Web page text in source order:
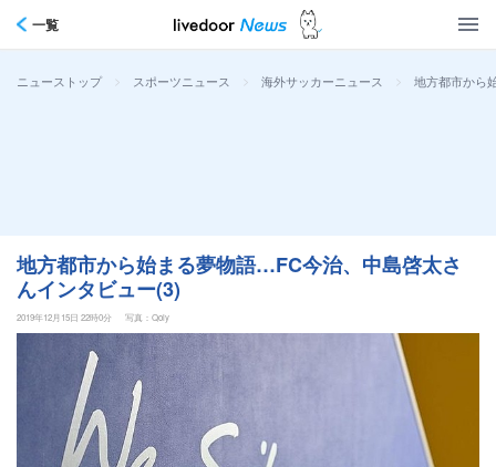
一覧
ニューストップ > スポーツニュース > 海外サッカーニュース > 地方都市から
地方都市から始まる夢物語…FC今治、中島啓太さ
んインタビュー(3)
2019年12月15日 22時0分 写真：Qoly